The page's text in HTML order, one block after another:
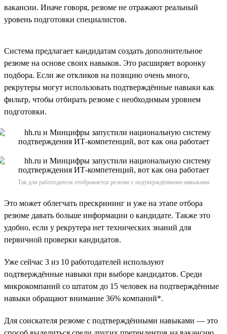
вакансии. Иначе говоря, резюме не отражают реальный
уровень подготовки специалистов.
Система предлагает кандидатам создать дополнительное
резюме на основе своих навыков. Это расширяет воронку
подбора. Если же откликов на позицию очень много,
рекрутеры могут использовать подтверждённые навыки как
фильтр, чтобы отбирать резюме с необходимым уровнем
подготовки.
Так для работодателя отображается резюме с подтверждёнными навыками
Это может облегчать прескрининг и уже на этапе отбора
резюме давать больше информации о кандидате. Также это
удобно, если у рекрутера нет технических знаний для
первичной проверки кандидатов.
Уже сейчас 3 из 10 работодателей используют
подтверждённые навыки при выборе кандидатов. Среди
микрокомпаний со штатом до 15 человек на подтверждённые
навыки обращают внимание 36% компаний*.
Для соискателя резюме с подтверждёнными навыками — это